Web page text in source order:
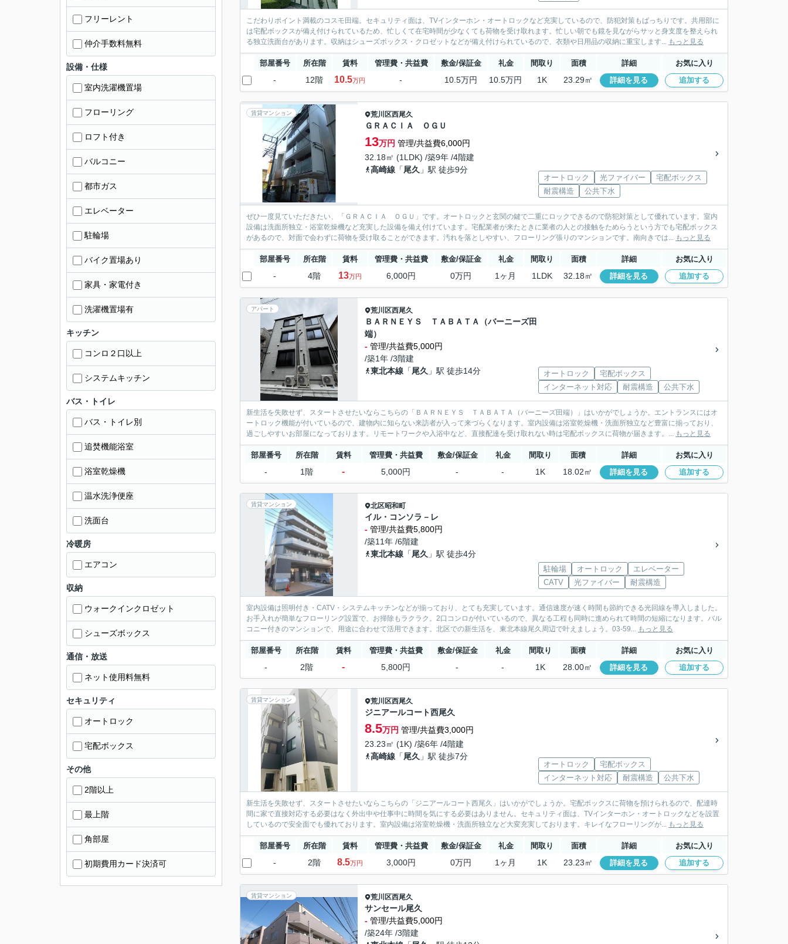
こだわりポイント満載のコスモ田端。セキュリティ面は、TVインターホン・オートロックなど充実しているので、防犯対策もばっちりです。共用部に
は宅配ボックスが備え付けられているため、忙しくて在宅時間が少なくても荷物を受け取れます。忙しい朝でも鏡を見ながらサッと身支度を整えられ
る独立洗面台があります。収納はシューズボックス・クロゼットなどが備え付けられているので、衣類や日用品の収納に重宝します... もっと見る
部屋番号 所在階 賃料 管理費・共益費 敷金/保証金 礼金 間取り 面積 詳細 お気に入り
- 12階 10.5万円 - 10.5万円 10.5万円 1K 23.29㎡ 詳細を見る 追加する
賃貸マンション 荒川区西尾久
ＧＲＡＣＩＡ ＯＧＵ
13万円 管理/共益費6,000円
32.18㎡ (1LDK) /築9年 /4階建
高崎線 「尾久 」駅 徒歩9分
オートロック 光ファイバー
宅配ボックス
耐震構造
公共下水
ぜひ一度見ていただきたい、「ＧＲＡＣＩＡ ＯＧＵ」です。オートロックと玄関の鍵で二重にロックできるので防犯対策として優れています。室内
設備は洗面所独立・浴室乾燥機など充実した設備を備え付けています。宅配業者が来たときに業者の人との接触をためらうという方でも宅配ボックス
があるので、対面で会わずに荷物を受け取ることができます。汚れを落としやすい、フローリング張りのマンションです。南向きでは... もっと見る
部屋番号 所在階 賃料 管理費・共益費 敷金/保証金 礼金 間取り 面積 詳細 お気に入り
- 4階 13万円 6,000円 0万円 1ヶ月 1LDK 32.18㎡ 詳細を見る 追加する
アパート 荒川区西尾久
ＢＡＲＮＥＹＳ ＴＡＢＡＴＡ（バーニーズ田
端）
- 管理/共益費5,000円
/築1年 /3階建
東北本線 「尾久 」駅 徒歩14分 オートロック
宅配ボックス
インターネット対応
耐震構造 公共下水
新生活を失敗せず、スタートさせたいならこちらの「ＢＡＲＮＥＹＳ ＴＡＢＡＴＡ（バーニーズ田端）」はいかがでしょうか。エントランスにはオ
ートロック機能が付いているので、建物内に知らない来訪者が入って来づらくなります。室内設備は浴室乾燥機・洗面所独立など豊富に揃っており、
過ごしやすいお部屋になっております。リモートワークや入浴中など、直接配達を受け取れない時は宅配ボックスに荷物が届きます。... もっと見る
部屋番号 所在階 賃料 管理費・共益費 敷金/保証金 礼金 間取り 面積 詳細 お気に入り
- 1階 - 5,000円 - - 1K 18.02㎡ 詳細を見る 追加する
賃貸マンション 北区昭和町
イル・コンソラ－レ
- 管理/共益費5,800円
/築11年 /6階建
東北本線 「尾久 」駅 徒歩4分
駐輪場 オートロック
エレベーター
CATV
光ファイバー 耐震構造
室内設備は照明付き・CATV・システムキッチンなどが揃っており、とても充実しています。通信速度が速く時間も節約できる光回線を導入しました。
お手入れが簡単なフローリング設置で、お掃除もラクラク。2口コンロが付いているので、異なる工程も同時に進められて時間の短縮になります。バル
コニー付きのマンションで、用途に合わせて活用できます。北区での新生活を、東北本線尾久周辺で叶えましょう。03-59... もっと見る
部屋番号 所在階 賃料 管理費・共益費 敷金/保証金 礼金 間取り 面積 詳細 お気に入り
- 2階 - 5,800円 - - 1K 28.00㎡ 詳細を見る 追加する
賃貸マンション 荒川区西尾久
ジニアールコート西尾久
8.5万円 管理/共益費3,000円
23.23㎡ (1K) /築6年 /4階建
高崎線 「尾久 」駅 徒歩7分
オートロック
宅配ボックス
インターネット対応
耐震構造 公共下水
新生活を失敗せず、スタートさせたいならこちらの「ジニアールコート西尾久」はいかがでしょうか。宅配ボックスに荷物を預けられるので、配達時
間に家で直接対応する必要はなく外出中や仕事中に時間を気にする必要はありません。セキュリティ面は、TVインターホン・オートロックなどを設置
しているので安全面でも優れております。室内設備は浴室乾燥機・洗面所独立など大変充実しております。キレイなフローリングが... もっと見る
部屋番号 所在階 賃料 管理費・共益費 敷金/保証金 礼金 間取り 面積 詳細 お気に入り
- 2階 8.5万円 3,000円 0万円 1ヶ月 1K 23.23㎡ 詳細を見る 追加する
賃貸マンション 荒川区西尾久
サンセール尾久
- 管理/共益費5,000円
/築24年 /3階建
フリーレント
仲介手数料無料
設備・仕様
室内洗濯機置場
フローリング
ロフト付き
バルコニー
都市ガス
エレベーター
駐輪場
バイク置場あり
家具・家電付き
洗濯機置場有
キッチン
コンロ２口以上
システムキッチン
バス・トイレ
バス・トイレ別
追焚機能浴室
浴室乾燥機
温水洗浄便座
洗面台
冷暖房
エアコン
収納
ウォークインクロゼット
シューズボックス
通信・放送
ネット使用料無料
セキュリティ
オートロック
宅配ボックス
その他
2階以上
最上階
角部屋
初期費用カード決済可